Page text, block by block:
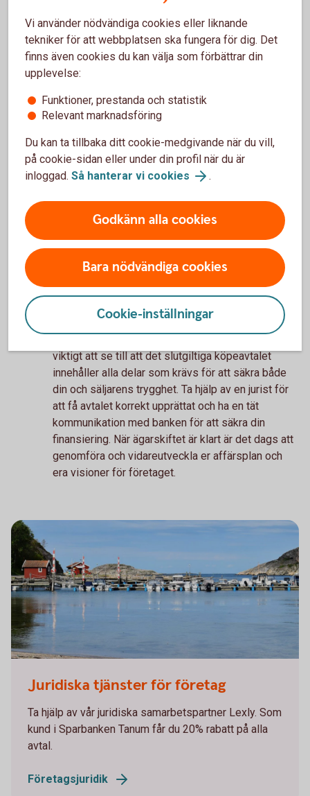
marknaden och konkurrenter. Stressa aldrig fram
ett beslut utan se till att det känns 100 % bra innan
du kritar på avtalet.
Förhandla om rätt pris
överens om ett pris som både du och säljaren ska
känna er nöjda med. Ha en regelbunden dialog med
banken och andra finansiärer under den här tiden så
att du inte lovar ett pris du inte kan betala. Upprätta
en affärsplan som gör att banken och dina
att få ett lån beviljat krävs inte bara de tidigare
ägarnas resultat och bokslutshandlingar utan även
en väl upprättad budget för hur starten, likviditeten
och resultatet ska säkras i företaget. Du kan även
behöva eget kapital, ett borgensåtagande och
eventuellt riskkapital för att få lånet beviljat.
Skriv ett juridiskt korrekt avtal
viktigt att se till att det slutgiltiga köpeavtalet
innehåller alla delar som krävs för att säkra både
din och säljarens trygghet. Ta hjälp av en jurist för
att få avtalet korrekt upprättat och ha en tät
kommunikation med banken för att säkra din
finansiering. När ägarskiftet är klart är det dags att
genomföra och vidareutveckla er affärsplan och
era visioner för företaget.
Juridiska tjänster för företag
Ta hjälp av vår juridiska samarbetspartner Lexly. Som
kund i Sparbanken Tanum får du 20% rabatt på alla
avtal.
Företagsjuridik
Vi använder nödvändiga cookies eller liknande
tekniker för att webbplatsen ska fungera för dig. Det
finns även cookies du kan välja som förbättrar din
upplevelse:
Funktioner, prestanda och statistik
Relevant marknadsföring
Du kan ta tillbaka ditt cookie-medgivande när du vill,
på cookie-sidan eller under din profil när du är
inloggad. Så hanterar vi cookies .
Godkänn alla cookies
Bara nödvändiga cookies
Cookie-inställningar